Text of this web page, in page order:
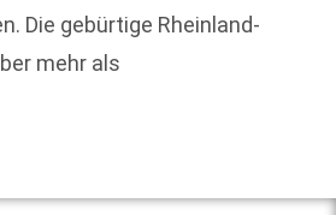
Die gebürtige Rheinland-
mehr als